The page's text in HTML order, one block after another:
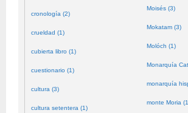
cronología (2)
crueldad (1)
cubierta libro (1)
cuestionario (1)
cultura (3)
cultura setentera (1)
Moisés (3)
Mokatam (3)
Molóch (1)
Monarquía
monarquía
monte Moria